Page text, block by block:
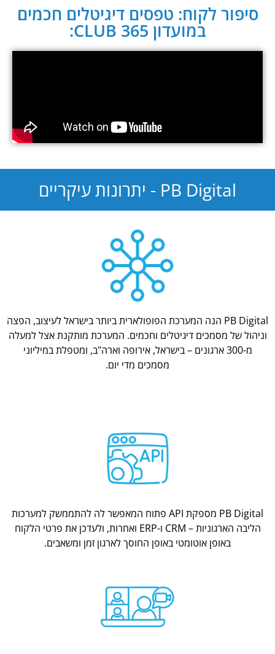
סיפור לקוח: טפסים דיגיטלים חכמים
במועדון CLUB 365:
PB Digital - יתרונות עיקריים
PB Digital הנה המערכת הפופולארית ביותר בישראל לעיצוב, הפצה
וניהול של מסמכים דיגיטלים וחכמים. המערכת מותקנת אצל למעלה
מ-300 ארגונים – בישראל, אירופה וארה"ב, ומטפלת במיליוני
מסמכים מדי יום.
PB Digital מספקת API פתוח המאפשר לה להתממשק למערכות
הליבה הארגוניות – CRM ו-ERP ואחרות, ולעדכן את פרטי הלקוח
באופן אוטומטי באופן החוסך לארגון זמן ומשאבים.